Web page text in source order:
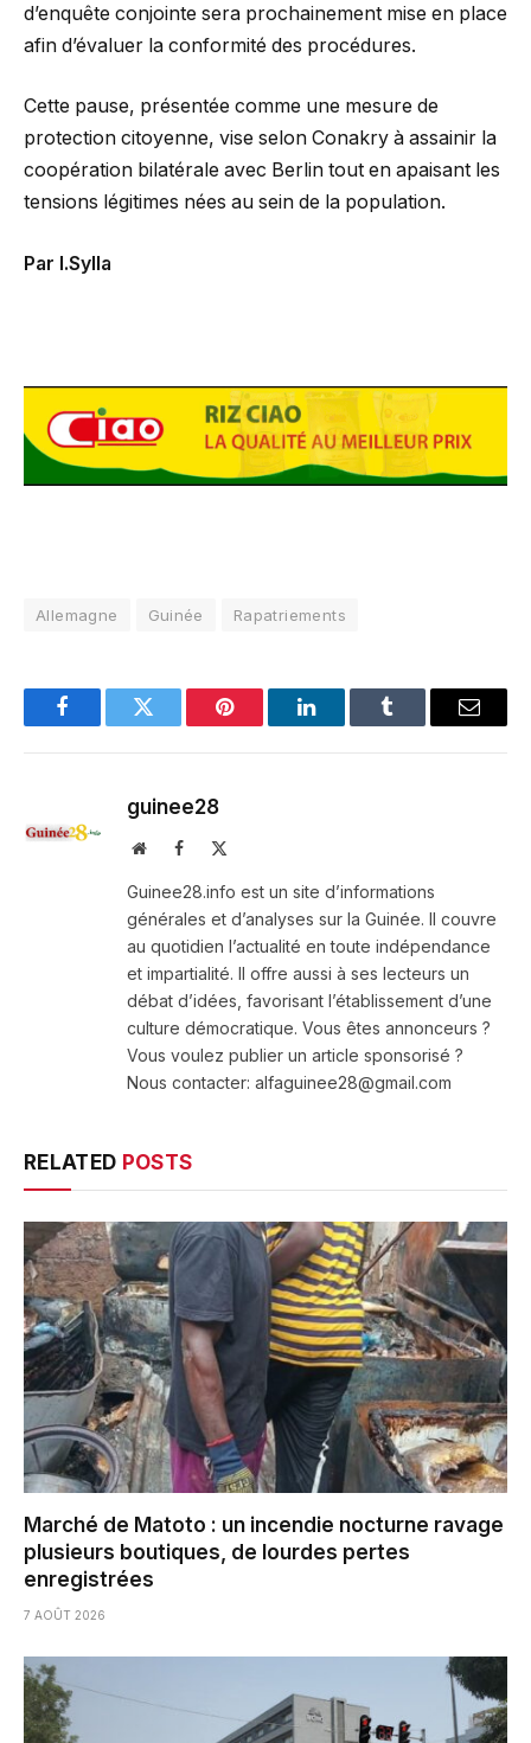
d’enquête conjointe sera prochainement mise en place
afin d’évaluer la conformité des procédures.
Cette pause, présentée comme une mesure de
protection citoyenne, vise selon Conakry à assainir la
coopération bilatérale avec Berlin tout en apaisant les
tensions légitimes nées au sein de la population.
Par I.Sylla
Allemagne Guinée Rapatriements
FacebookTwitter Pinterest LinkedInTumblr Email
guinee28
WebsiteFacebook
Guinee28.info est un site d’informations
générales et d’analyses sur la Guinée. Il couvre
au quotidien l’actualité en toute indépendance
et impartialité. Il offre aussi à ses lecteurs un
débat d’idées, favorisant l’établissement d’une
culture démocratique. Vous êtes annonceurs ?
Vous voulez publier un article sponsorisé ?
Nous contacter: alfaguinee28@gmail.com
RELATED POSTS
Marché de Matoto : un incendie nocturne ravage
plusieurs boutiques, de lourdes pertes
enregistrées
7 AOÛT 2026